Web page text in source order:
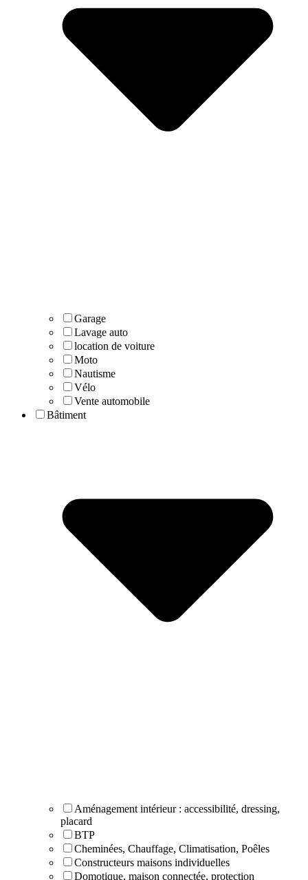
Garage
Lavage auto
location de voiture
Moto
Nautisme
Vélo
Vente automobile
Bâtiment
Aménagement intérieur : accessibilité, dressing,
placard
BTP
Cheminées, Chauffage, Climatisation, Poêles
Constructeurs maisons individuelles
Domotique, maison connectée, protection